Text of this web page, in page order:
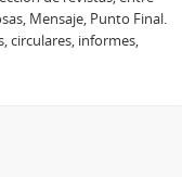
Mensaje, Punto Final.
circulares, informes,